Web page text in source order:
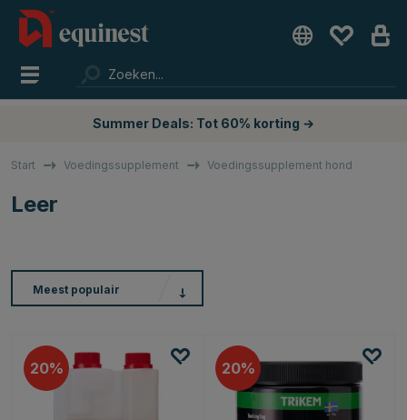
Summer Deals: Tot 60% korting →
Start Voedingssupplement Voedingssupplement hond
Leer
Meest populair
20 20